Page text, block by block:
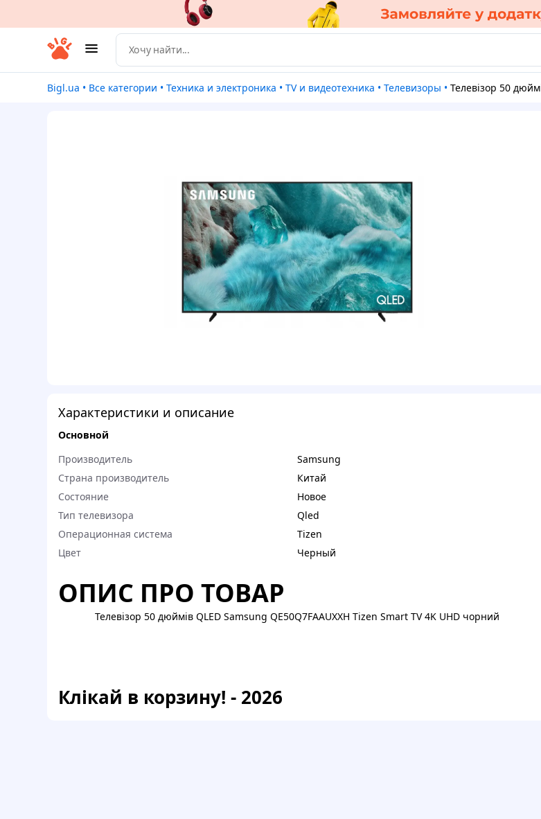
Bigl.ua • Все категории • Техника и электроника • TV и видеотехника • Телевизоры • Телевізор 50 дюймів QLED Samsung QE50Q7FAAUXXH Tizen
Характеристики и описание
Основной
Производитель
Samsung
Страна производитель
Китай
Состояние
Новое
Тип телевизора
Qled
Операционная система
Tizen
Цвет
Черный
ОПИС ПРО ТОВАР
Телевізор 50 дюймів QLED Samsung QE50Q7FAAUXXH Tizen Smart TV 4K UHD чорний
Клікай в корзину! - 2026